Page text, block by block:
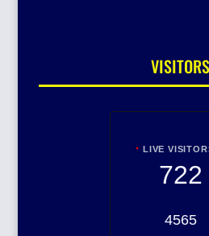
VISITORS
LIVE
722
4565